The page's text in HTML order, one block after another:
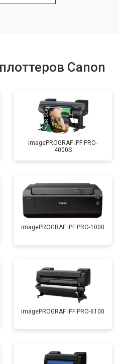
Canon
imagePROGRAF iPF PRO-
4000S
imagePROGRAF iPF PRO-1000
imagePROGRAF iPF PRO-6100